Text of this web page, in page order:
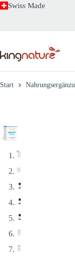
ZumSwiss Made
Start